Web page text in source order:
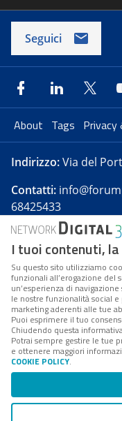
Seguici
About Tags Privacy
Indirizzo:Via del
Contatti:
68425433
Forumpa.itè una
presso Registro
Reg. n. 182 del 2
FPA s.r.l. è
Coordinamento da
è un'azienda
Codice Fiscale/
n.
I tuoi contenuti,
Su questo sito utilizziamo
funzionali all’erogazione del
un’esperienza di
le nostre funzionalità social
marketing aderenti alle tue
Puoi esprimere il tuo
Chiudendo questa
Potrai sempre gestire le tue
e ottenere maggiori
COOKIE POLICY.